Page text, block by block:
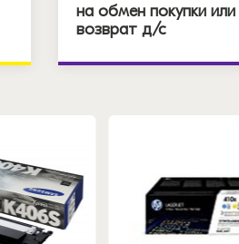
на обмен покупки или
возврат д/с